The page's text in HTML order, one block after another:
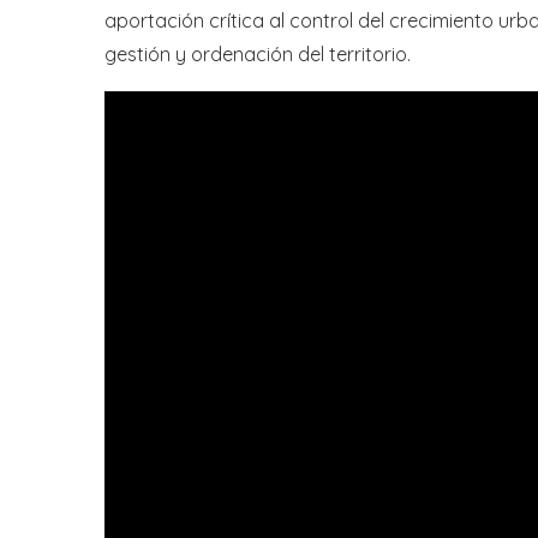
aportación crítica al control del crecimiento
gestión y ordenación del territorio.